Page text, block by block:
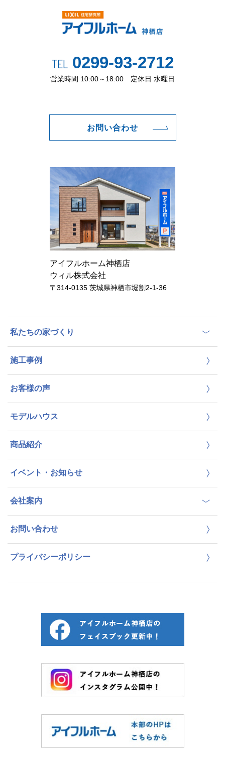
TEL0299-93-2712
営業時間 10:00～18:00 定休日 水曜日
お問い合わせ
アイフルホーム神栖店
ウィル株式会社
〒314-0135 茨城県神栖市堀割2-1-36
私たちの家づくり
施工事例
お客様の声
モデルハウス
商品紹介
イベント・お知らせ
会社案内
お問い合わせ
プライバシーポリシー